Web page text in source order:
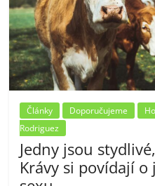
Články Doporučujeme
Rodriguez
Jedny jsou
Krávy si povídají